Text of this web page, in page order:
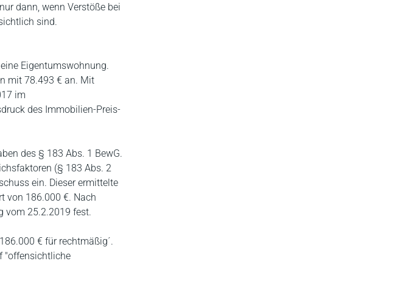
dann, wenn Verstöße bei
sind.
Eigentumswohnung.
mit 78.493 € an. Mit
im
des Immobilien-Preis-
des § 183 Abs. 1 BewG.
(§ 183 Abs. 2
ein. Dieser ermittelte
von 186.000 €. Nach
vom 25.2.2019 fest.
€ für rechtmäßig´.
"offensichtliche